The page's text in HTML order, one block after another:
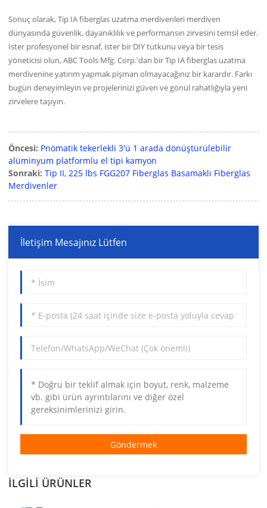
Sonuç olarak, Tip IA fiberglas uzatma merdivenleri merdiven
dünyasında güvenlik, dayanıklılık ve performansın zirvesini temsil eder.
İster profesyonel bir esnaf, ister bir DIY tutkunu veya bir tesis
yöneticisi olun, ABC Tools Mfg. Corp.'dan bir Tip IA fiberglas uzatma
merdivenine yatırım yapmak pişman olmayacağınız bir karardır. Farkı
bugün deneyimleyin ve projelerinizi güven ve gönül rahatlığıyla yeni
zirvelere taşıyın.
Öncesi: Pnömatik tekerlekli 3'ü 1 arada dönüştürülebilir
alüminyum platformlu el tipi kamyon
Sonraki: Tip II, 225 lbs FGG207 Fiberglas Basamaklı Fiberglas
Merdivenler
İletişim Mesajınız Lütfen
Göndermek
İLGİLİ ÜRÜNLER